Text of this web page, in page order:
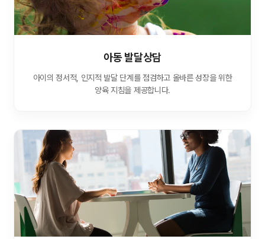
아동 발달상담
아이의 정서적, 인지적 발달 단계를 점검하고 올바른 성장을 위한
양육 지침을 제공합니다.